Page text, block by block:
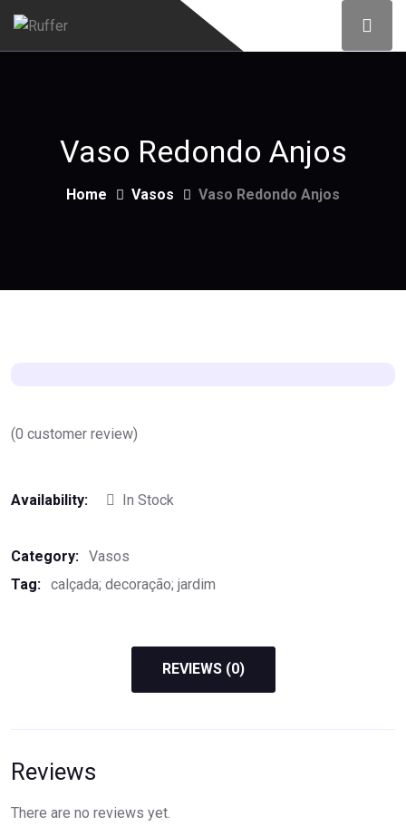
Vaso Redondo Anjos
Home Vasos Vaso Redondo Anjos
(0 customer review)
Availability: In Stock
Category: Vasos
Tag: calçada; decoração; jardim
REVIEWS (0)
Reviews
There are no reviews yet.